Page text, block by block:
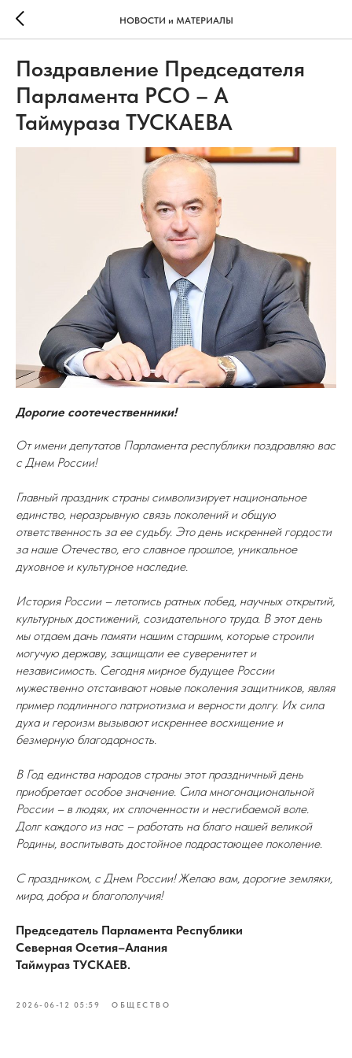
НОВОСТИ и МАТЕРИАЛЫ
Поздравление Председателя
Парламента РСО – А
Таймураза ТУСКАЕВА
Дорогие соотечественники!
От имени депутатов Парламента республики поздравляю вас
с Днем России!
Главный праздник страны символизирует национальное
единство, неразрывную связь поколений и общую
ответственность за ее судьбу. Это день искренней гордости
за наше Отечество, его славное прошлое, уникальное
духовное и культурное наследие.
История России – летопись ратных побед, научных открытий,
культурных достижений, созидательного труда. В этот день
мы отдаем дань памяти нашим старшим, которые строили
могучую державу, защищали ее суверенитет и
независимость. Сегодня мирное будущее России
мужественно отстаивают новые поколения защитников, являя
пример подлинного патриотизма и верности долгу. Их сила
духа и героизм вызывают искреннее восхищение и
безмерную благодарность.
В Год единства народов страны этот праздничный день
приобретает особое значение. Сила многонациональной
России – в людях, их сплоченности и несгибаемой воле.
Долг каждого из нас – работать на благо нашей великой
Родины, воспитывать достойное подрастающее поколение.
С праздником, с Днем России! Желаю вам, дорогие земляки,
мира, добра и благополучия!
Председатель Парламента Республики
Северная Осетия–Алания
Таймураз ТУСКАЕВ.
2026-06-12 05:59 ОБЩЕСТВО